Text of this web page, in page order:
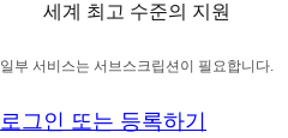
세계 최고 수준의 지원
일부 서비스는 서브스크립션이 필요합니다.
로그인 또는 등록하기